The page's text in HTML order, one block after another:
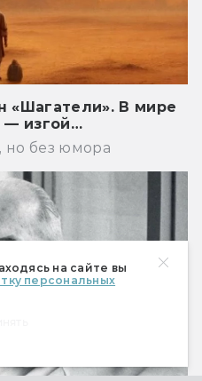
на сайте вы
персональных
«Шагатели». В мире
— изгой…
но без юмора